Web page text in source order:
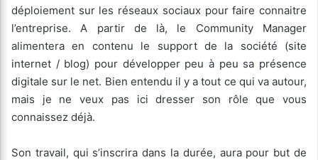
déploiement sur les réseaux sociaux pour faire connaitre
l’entreprise. A partir de là, le Community Manager
alimentera en contenu le support de la société (site
internet / blog) pour développer peu à peu sa présence
digitale sur le net. Bien entendu il y a tout ce qui va autour,
mais je ne veux pas ici dresser son rôle que vous
connaissez déjà.
Son travail, qui s’inscrira dans la durée, aura pour but de